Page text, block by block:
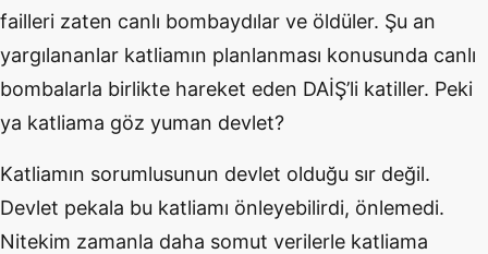
failleri zaten canlı bombaydılar ve öldüler. Şu an
yargılananlar katliamın planlanması konusunda canlı
bombalarla birlikte hareket eden DAİŞ’li katiller. Peki
ya katliama göz yuman devlet?
Katliamın sorumlusunun devlet olduğu sır değil.
Devlet pekala bu katliamı önleyebilirdi, önlemedi.
Nitekim zamanla daha somut verilerle katliama